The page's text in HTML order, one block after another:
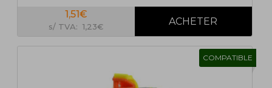
1,51€
s/ TVA: 1,23€
COMPATIBLE